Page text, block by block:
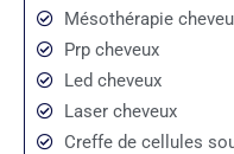
Mésothérapie
Prp cheveux
Led cheveux
Laser cheveux
Creffe de cellules